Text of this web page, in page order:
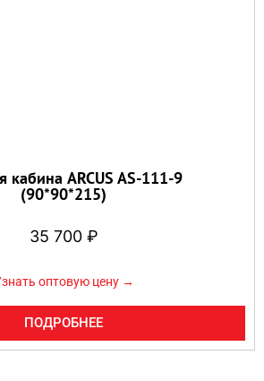
кабина ARCUS AS-111-9
(90*90*215)
35 700 ₽
оптовую цену →
ПОДРОБНЕЕ